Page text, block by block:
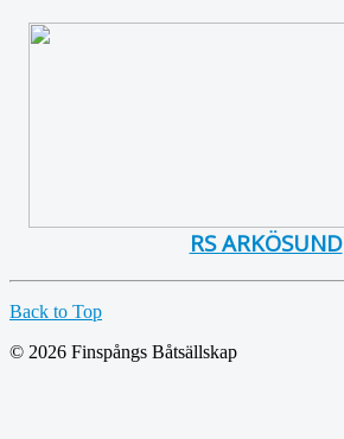
RS ARKÖSUND
Back to Top
© 2026 Finspångs Båtsällskap